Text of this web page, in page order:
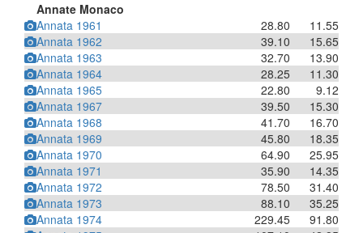
Annate Monaco
Annata 1961
28.80
11.55
Annata 1962
39.10
15.65
Annata 1963
32.70
13.90
Annata 1964
28.25
11.30
Annata 1965
22.80
9.12
Annata 1967
39.50
15.30
Annata 1968
41.70
16.70
Annata 1969
45.80
18.35
Annata 1970
64.90
25.95
Annata 1971
35.90
14.35
Annata 1972
78.50
31.40
Annata 1973
88.10
35.25
Annata 1974
229.45
91.80